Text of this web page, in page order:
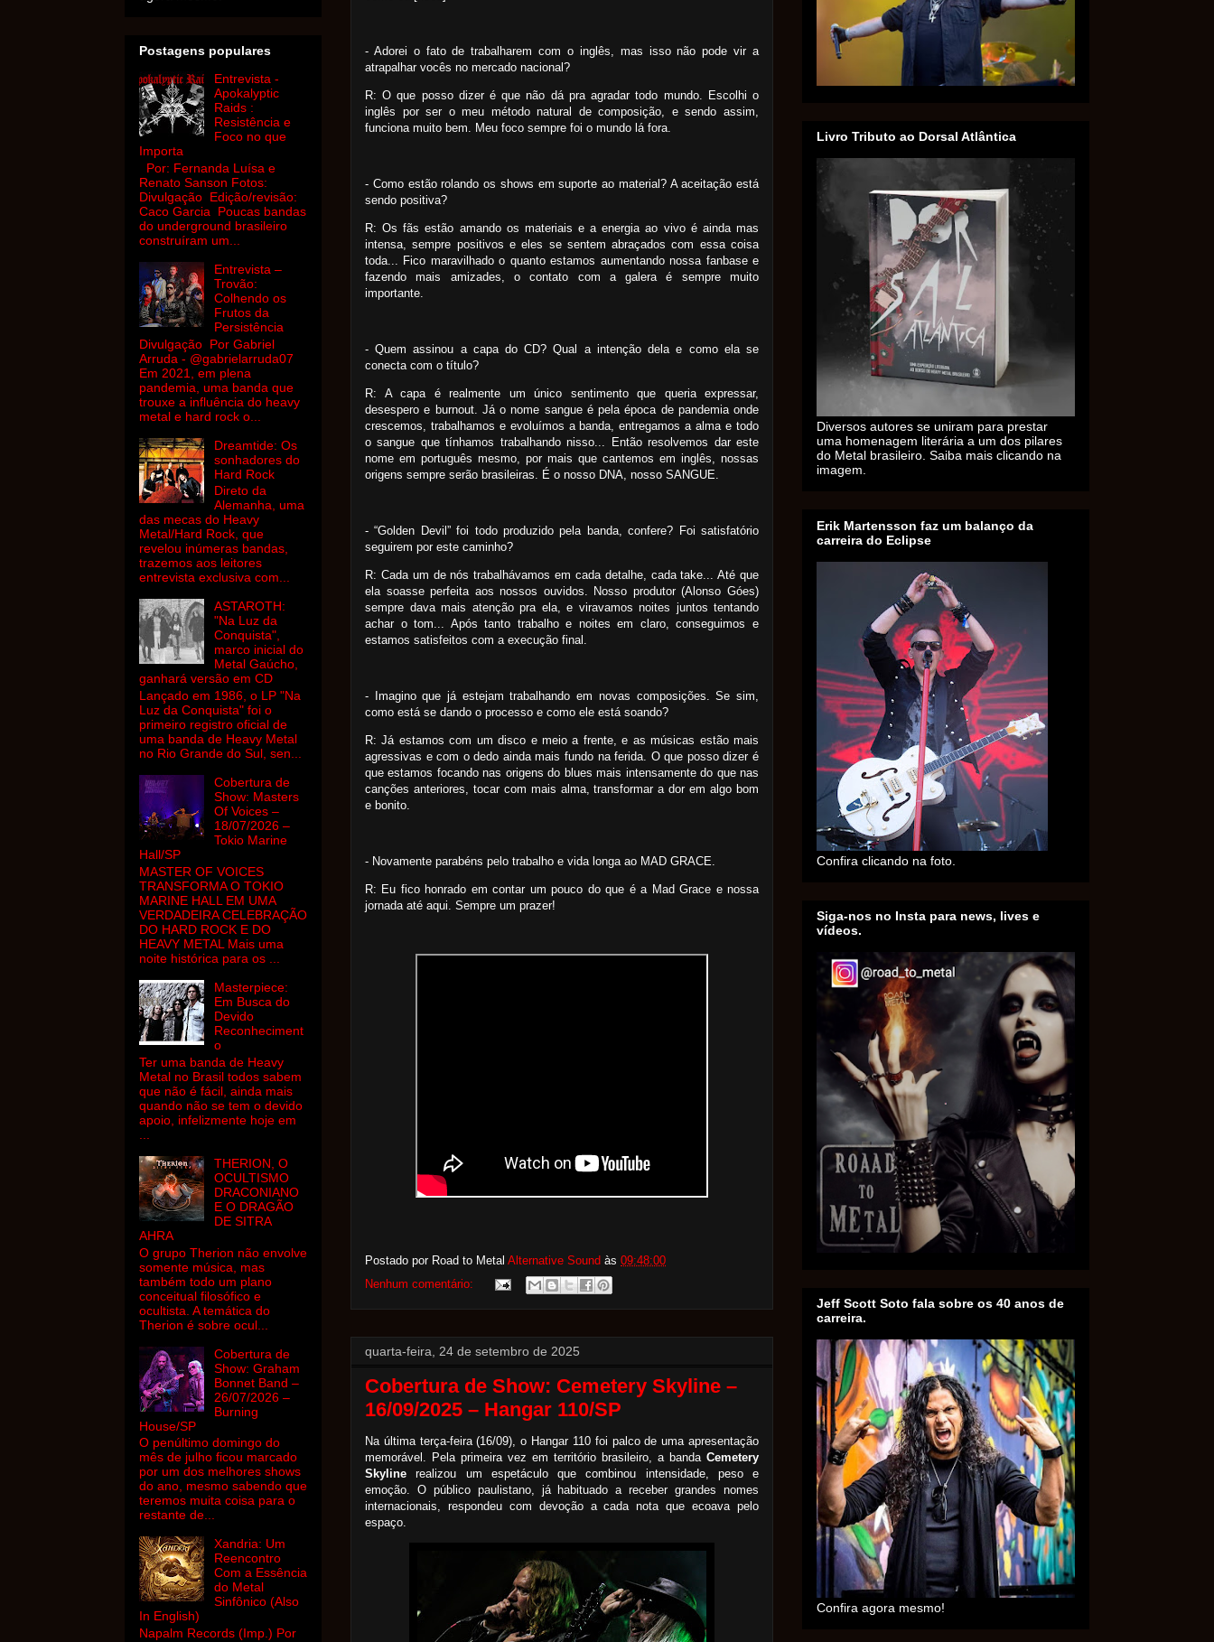
- Adorei o fato de trabalharem com o inglês, mas isso não pode vir a
atrapalhar vocês no mercado nacional?
R: O que posso dizer é que não dá pra agradar todo mundo. Escolhi o
inglês por ser o meu método natural de composição, e sendo assim,
funciona muito bem. Meu foco sempre foi o mundo lá fora.
- Como estão rolando os shows em suporte ao material? A aceitação está
sendo positiva?
R: Os fãs estão amando os materiais e a energia ao vivo é ainda mas
intensa, sempre positivos e eles se sentem abraçados com essa coisa
toda... Fico maravilhado o quanto estamos aumentando nossa fanbase e
fazendo mais amizades, o contato com a galera é sempre muito
importante.
- Quem assinou a capa do CD? Qual a intenção dela e como ela se
conecta com o título?
R: A capa é realmente um único sentimento que queria expressar,
desespero e burnout. Já o nome sangue é pela época de pandemia onde
crescemos, trabalhamos e evoluímos a banda, entregamos a alma e todo
o sangue que tínhamos trabalhando nisso... Então resolvemos dar este
nome em português mesmo, por mais que cantemos em inglês, nossas
origens sempre serão brasileiras. É o nosso DNA, nosso SANGUE.
- “Golden Devil” foi todo produzido pela banda, confere? Foi satisfatório
seguirem por este caminho?
R: Cada um de nós trabalhávamos em cada detalhe, cada take... Até que
ela soasse perfeita aos nossos ouvidos. Nosso produtor (Alonso Góes)
sempre dava mais atenção pra ela, e viravamos noites juntos tentando
achar o tom... Após tanto trabalho e noites em claro, conseguimos e
estamos satisfeitos com a execução final.
- Imagino que já estejam trabalhando em novas composições. Se sim,
como está se dando o processo e como ele está soando?
R: Já estamos com um disco e meio a frente, e as músicas estão mais
agressivas e com o dedo ainda mais fundo na ferida. O que posso dizer é
que estamos focando nas origens do blues mais intensamente do que nas
canções anteriores, tocar com mais alma, transformar a dor em algo bom
e bonito.
- Novamente parabéns pelo trabalho e vida longa ao MAD GRACE.
R: Eu fico honrado em contar um pouco do que é a Mad Grace e nossa
jornada até aqui. Sempre um prazer!
Postado por Road to Metal Alternative Sound às 09:48:00
Nenhum comentário:
quarta-feira, 24 de setembro de 2025
Cobertura de Show: Cemetery Skyline –
16/09/2025 – Hangar 110/SP
Na última terça-feira (16/09), o Hangar 110 foi palco de uma apresentação
memorável. Pela primeira vez em território brasileiro, a banda Cemetery
Skyline realizou um espetáculo que combinou intensidade, peso e
emoção. O público paulistano, já habituado a receber grandes nomes
internacionais, respondeu com devoção a cada nota que ecoava pelo
espaço.
Postagens populares
Entrevista -
Apokalyptic
Raids :
Resistência e
Foco no que
Importa
Por: Fernanda Luísa e
Renato Sanson Fotos:
Divulgação Edição/revisão:
Caco Garcia Poucas bandas
do underground brasileiro
construíram um...
Entrevista –
Trovão:
Colhendo os
Frutos da
Persistência
Divulgação Por Gabriel
Arruda - @gabrielarruda07
Em 2021, em plena
pandemia, uma banda que
trouxe a influência do heavy
metal e hard rock o...
Dreamtide: Os
sonhadores do
Hard Rock
Direto da
Alemanha, uma
das mecas do Heavy
Metal/Hard Rock, que
revelou inúmeras bandas,
trazemos aos leitores
entrevista exclusiva com...
ASTAROTH:
"Na Luz da
Conquista",
marco inicial do
Metal Gaúcho,
ganhará versão em CD
Lançado em 1986, o LP "Na
Luz da Conquista" foi o
primeiro registro oficial de
uma banda de Heavy Metal
no Rio Grande do Sul, sen...
Cobertura de
Show: Masters
Of Voices –
18/07/2026 –
Tokio Marine
Hall/SP
MASTER OF VOICES
TRANSFORMA O TOKIO
MARINE HALL EM UMA
VERDADEIRA CELEBRAÇÃO
DO HARD ROCK E DO
HEAVY METAL Mais uma
noite histórica para os ...
Masterpiece:
Em Busca do
Devido
Reconheciment
o
Ter uma banda de Heavy
Metal no Brasil todos sabem
que não é fácil, ainda mais
quando não se tem o devido
apoio, infelizmente hoje em
THERION, O
OCULTISMO
DRACONIANO
E O DRAGÃO
DE SITRA
AHRA
O grupo Therion não envolve
somente música, mas
também todo um plano
conceitual filosófico e
ocultista. A temática do
Therion é sobre ocul...
Cobertura de
Show: Graham
Bonnet Band –
26/07/2026 –
Burning
House/SP
O penúltimo domingo do
mês de julho ficou marcado
por um dos melhores shows
do ano, mesmo sabendo que
teremos muita coisa para o
restante de...
Xandria: Um
Reencontro
Com a Essência
do Metal
Sinfônico (Also
In English)
Napalm Records (Imp.) Por
Livro Tributo ao Dorsal Atlântica
Diversos autores se uniram para prestar
uma homenagem literária a um dos pilares
do Metal brasileiro. Saiba mais clicando na
imagem.
Erik Martensson faz um balanço da
carreira do Eclipse
Confira clicando na foto.
Siga-nos no Insta para news, lives e
vídeos.
Jeff Scott Soto fala sobre os 40 anos de
carreira.
Confira agora mesmo!